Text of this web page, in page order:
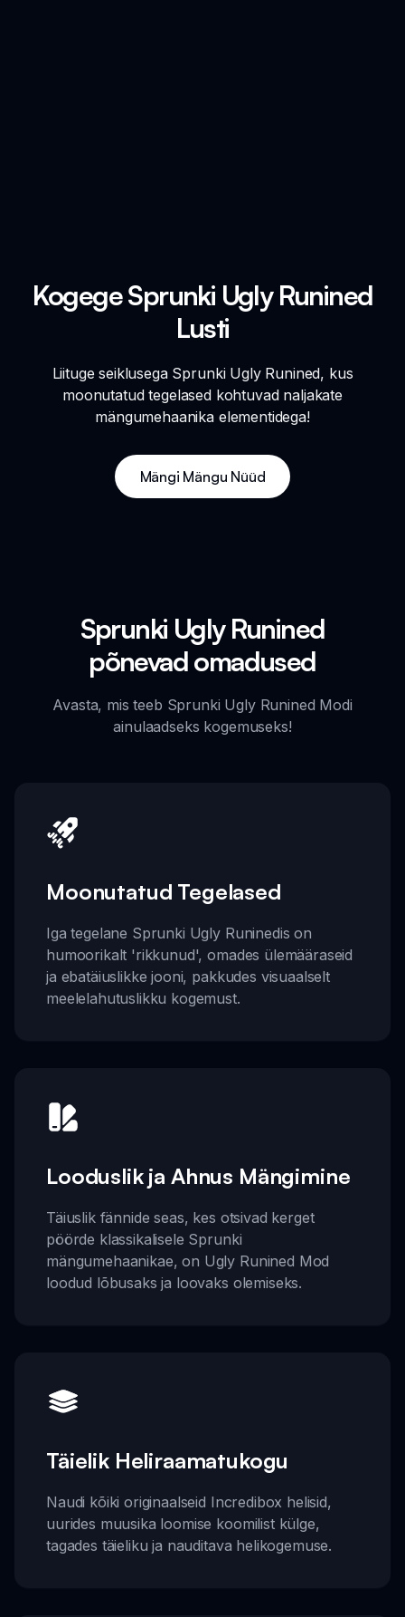
Kogege Sprunki Ugly Runined
Lusti
Liituge seiklusega Sprunki Ugly Runined, kus
moonutatud tegelased kohtuvad naljakate
mängumehaanika elementidega!
Mängi Mängu Nüüd
Sprunki Ugly Runined
põnevad omadused
Avasta, mis teeb Sprunki Ugly Runined Modi
ainulaadseks kogemuseks!
Moonutatud Tegelased
Iga tegelane Sprunki Ugly Runinedis on
humoorikalt 'rikkunud', omades ülemääraseid
ja ebatäiuslikke jooni, pakkudes visuaalselt
meelelahutuslikku kogemust.
Looduslik ja Ahnus Mängimine
Täiuslik fännide seas, kes otsivad kerget
pöörde klassikalisele Sprunki
mängumehaanikae, on Ugly Runined Mod
loodud lõbusaks ja loovaks olemiseks.
Täielik Heliraamatukogu
Naudi kõiki originaalseid Incredibox helisid,
uurides muusika loomise koomilist külge,
tagades täieliku ja nauditava helikogemuse.